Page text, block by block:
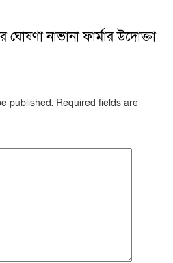
ঘোষণা নাভানা ফার্মার উদোক্তা
published. Required fields are